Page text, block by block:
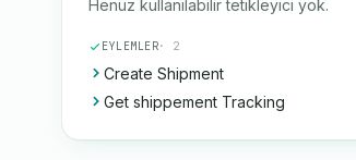
Henüz kullanılabilir tetikleyici yok.
EYLEMLER· 2
Create Shipment
Get shippement Tracking